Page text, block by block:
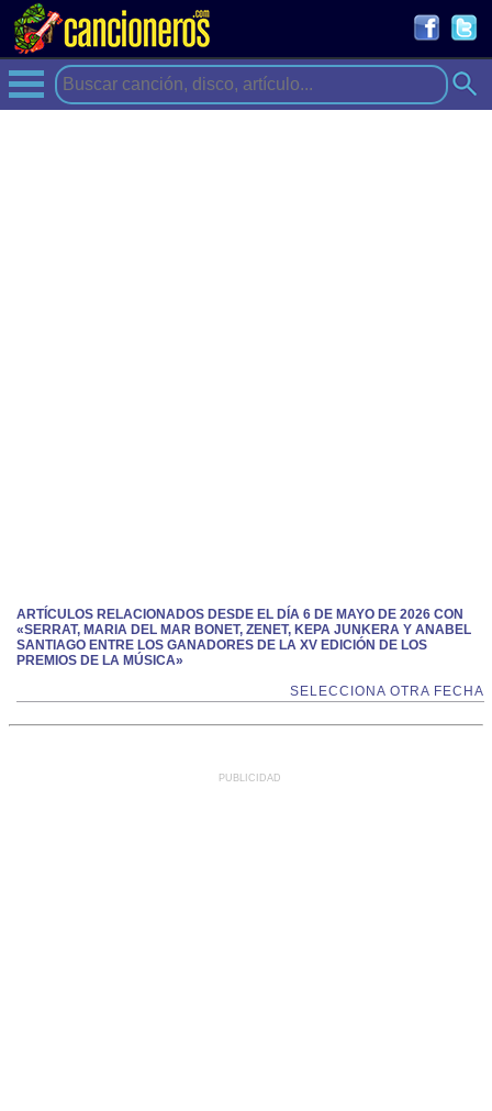
ARTÍCULOS RELACIONADOS DESDE EL DÍA 6 DE MAYO DE 2026 CON
«SERRAT, MARIA DEL MAR BONET, ZENET, KEPA JUNKERA Y ANABEL
SANTIAGO ENTRE LOS GANADORES DE LA XV EDICIÓN DE LOS
PREMIOS DE LA MÚSICA»
SELECCIONA OTRA FECHA
PUBLICIDAD